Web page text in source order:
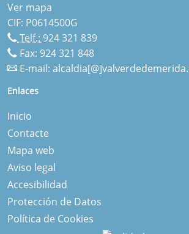
Ver mapa
CIF: P0614500G
Telf.: 924 321 839
Fax: 924 321 848
E-mail:
Enlaces
Inicio
Contacte
Mapa web
Aviso legal
Accesibilidad
Protección de Datos
Política de Cookies